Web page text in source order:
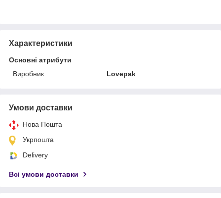
Характеристики
Основні атрибути
Виробник
Lovepak
Умови доставки
Нова Пошта
Укрпошта
Delivery
Всі умови доставки